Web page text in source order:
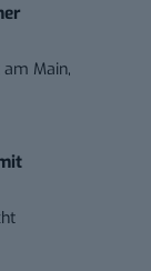
Main,